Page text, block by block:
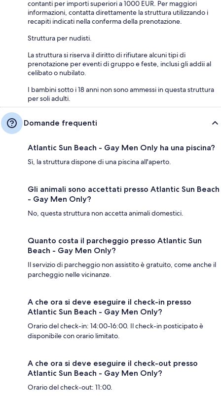
contanti per importi superiori a 1000 EUR. Per maggiori
informazioni, contatta direttamente la struttura utilizzando i
recapiti indicati nella conferma della prenotazione.
Struttura per nudisti.
La struttura si riserva il diritto di rifiutare alcuni tipi di
prenotazione per eventi di gruppo e feste, inclusi gli addii al
celibato o nubilato.
I bambini sotto i 18 anni non sono ammessi in questa struttura
per soli adulti.
Domande frequenti
Atlantic Sun Beach - Gay Men Only ha una piscina?
Sì, la struttura dispone di una piscina all'aperto.
Gli animali sono accettati presso Atlantic Sun Beach
- Gay Men Only?
No, questa struttura non accetta animali domestici.
Quanto costa il parcheggio presso Atlantic Sun
Beach - Gay Men Only?
Il servizio di parcheggio non assistito è gratuito, come anche il
parcheggio nelle vicinanze.
A che ora si deve eseguire il check-in presso
Atlantic Sun Beach - Gay Men Only?
Orario del check-in: 14:00-16:00. Il check-in posticipato è
disponibile con orario limitato.
A che ora si deve eseguire il check-out presso
Atlantic Sun Beach - Gay Men Only?
Orario del check-out: 11:00.